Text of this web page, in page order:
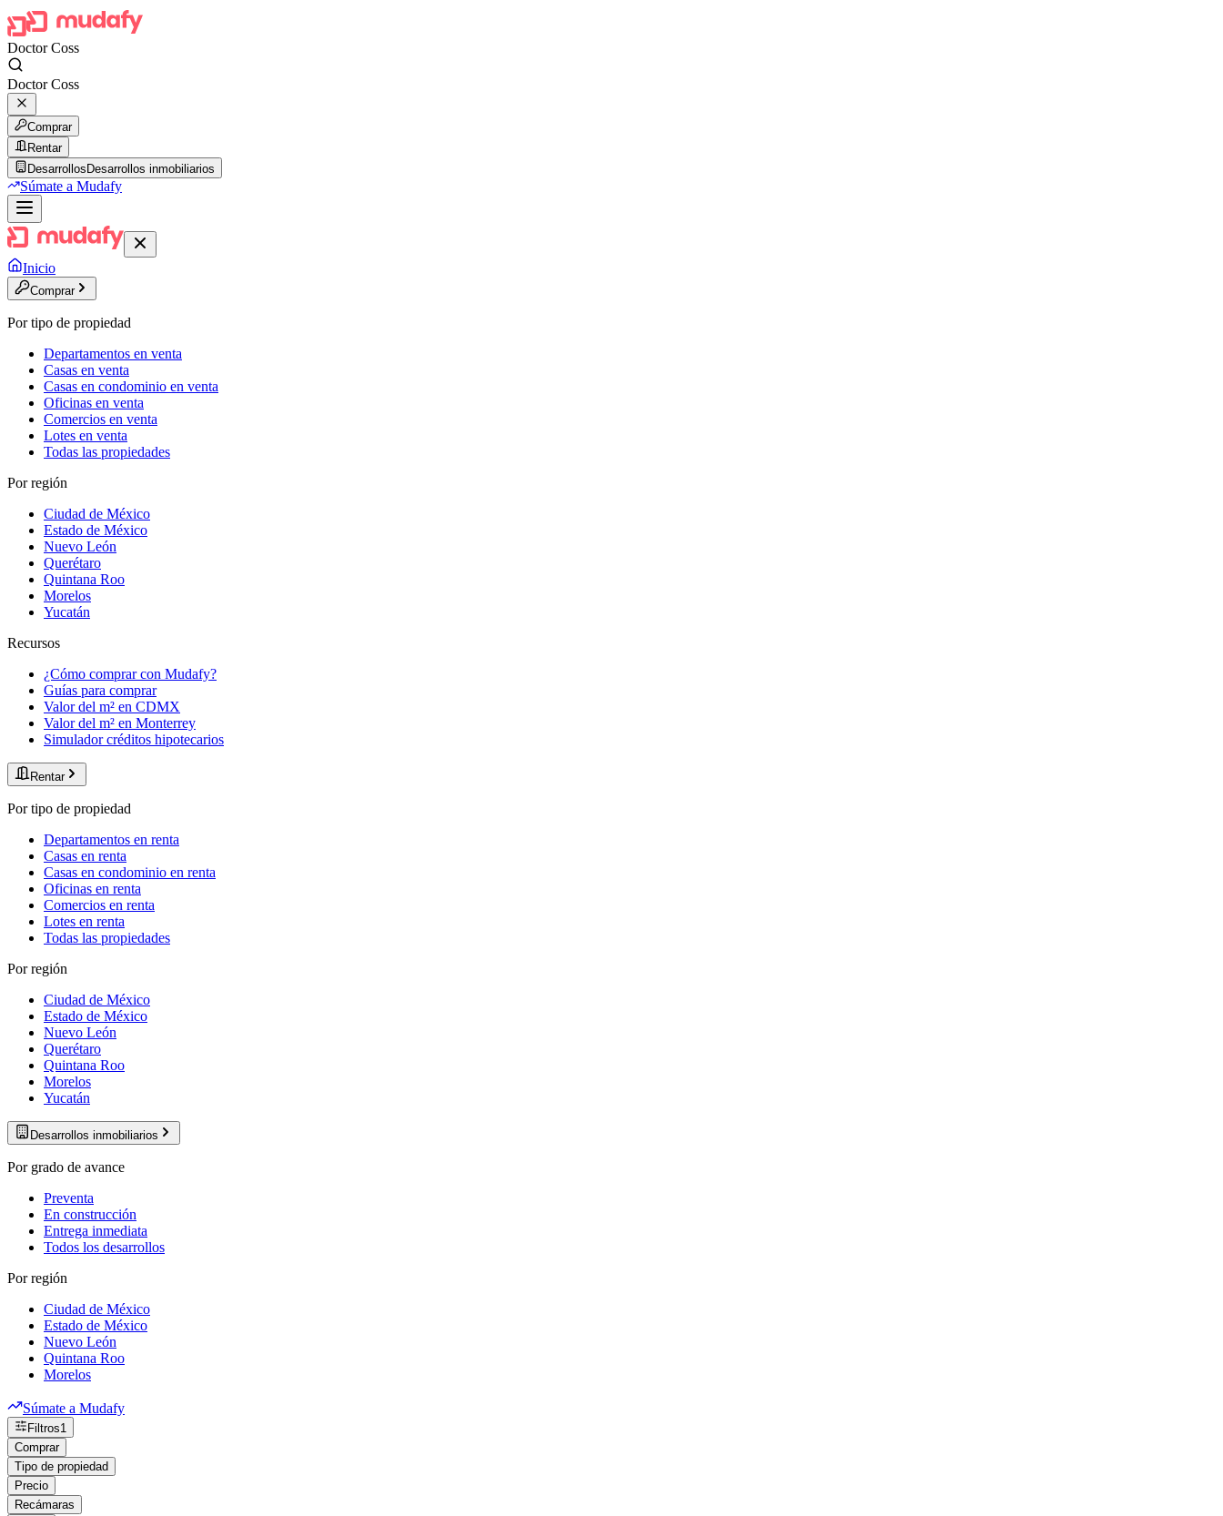
Doctor Coss
Doctor Coss
Comprar
Rentar
Desarrollos Desarrollos inmobiliarios
Súmate a Mudafy
Inicio
Comprar
Por tipo de propiedad
Departamentos en venta
Casas en venta
Casas en condominio en venta
Oficinas en venta
Comercios en venta
Lotes en venta
Todas las propiedades
Por región
Ciudad de México
Estado de México
Nuevo León
Querétaro
Quintana Roo
Morelos
Yucatán
Recursos
¿Cómo comprar con Mudafy?
Guías para comprar
Valor del m² en CDMX
Valor del m² en Monterrey
Simulador créditos hipotecarios
Rentar
Por tipo de propiedad
Departamentos en renta
Casas en renta
Casas en condominio en renta
Oficinas en renta
Comercios en renta
Lotes en renta
Todas las propiedades
Por región
Ciudad de México
Estado de México
Nuevo León
Querétaro
Quintana Roo
Morelos
Yucatán
Desarrollos inmobiliarios
Por grado de avance
Preventa
En construcción
Entrega inmediata
Todos los desarrollos
Por región
Ciudad de México
Estado de México
Nuevo León
Quintana Roo
Morelos
Súmate a Mudafy
Filtros1
Comprar
Tipo de propiedad
Precio
Recámaras